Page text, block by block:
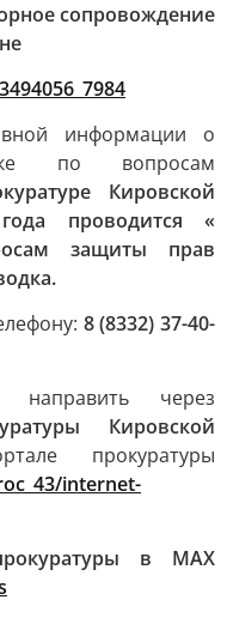
сопровождение
информации о
по вопросам
Кировской
проводится «
защиты прав
8 (8332) 37-40-
через
Кировской
прокуратуры
internet-
в МАХ